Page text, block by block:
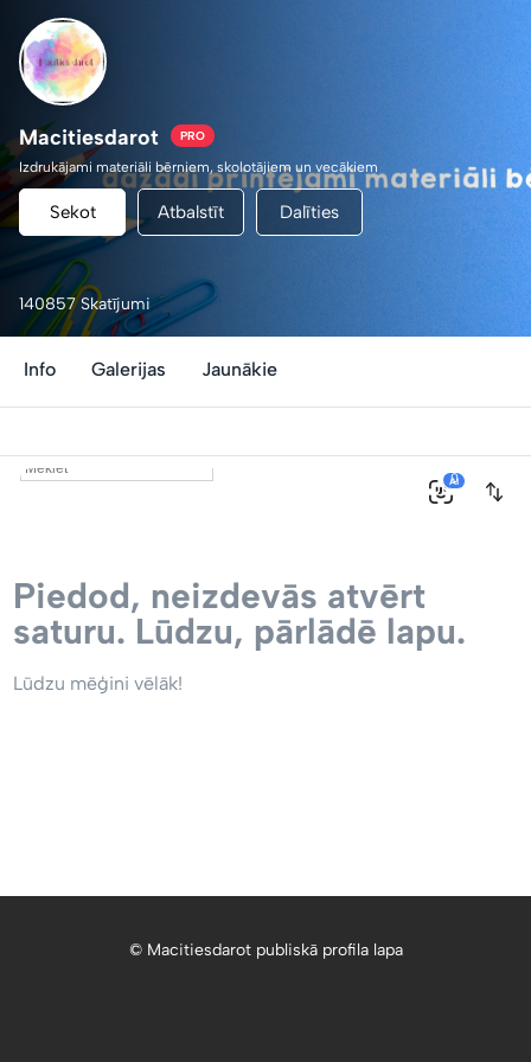
Macitiesdarot PRO
Izdrukājami materiāli bērniem, skolotājiem un vecākiem
Sekot Atbalstīt Dalīties
140857 Skatījumi
Info Galerijas Jaunākie
0
AI
Piedod, neizdevās atvērt
saturu. Lūdzu, pārlādē lapu.
Lūdzu mēģini vēlāk!
© Macitiesdarot publiskā profila lapa